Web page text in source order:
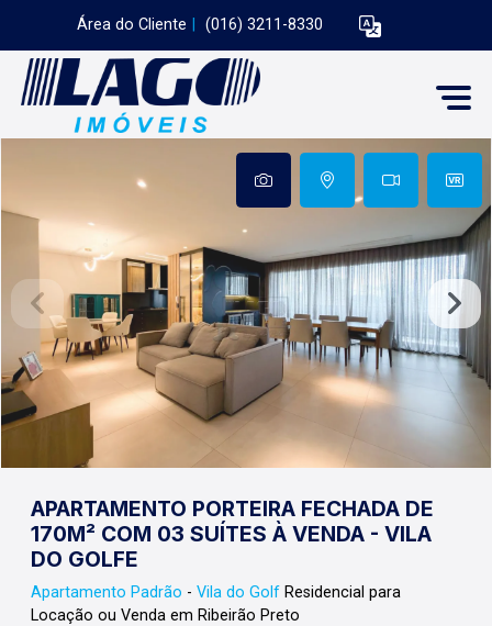
Área do Cliente (016) 3211-8330
APARTAMENTO PORTEIRA FECHADA DE
170M² COM 03 SUÍTES À VENDA - VILA
DO GOLFE
Apartamento Padrão - Vila do Golf Residencial para
Locação ou Venda em Ribeirão Preto